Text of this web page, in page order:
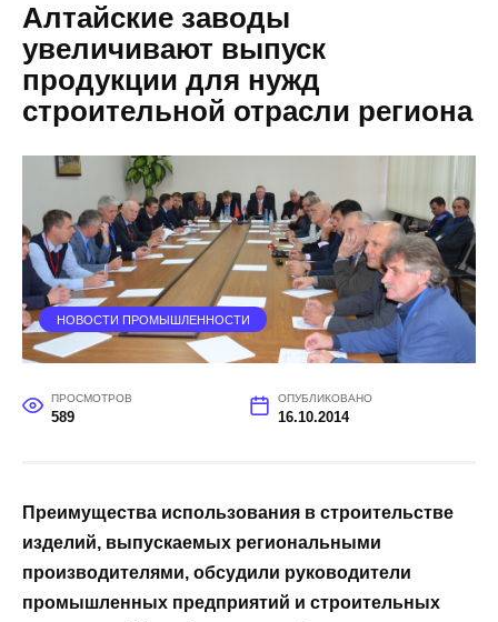
Алтайские заводы
увеличивают выпуск
продукции для нужд
строительной отрасли региона
НОВОСТИ ПРОМЫШЛЕННОСТИ
ПРОСМОТРОВ
589
ОПУБЛИКОВАНО
16.10.2014
Преимущества использования в строительстве
изделий, выпускаемых региональными
производителями, обсудили руководители
промышленных предприятий и строительных